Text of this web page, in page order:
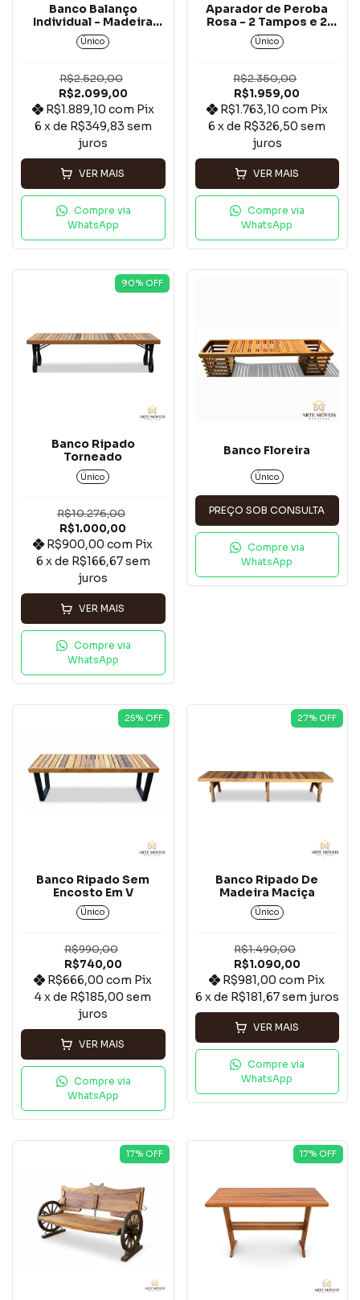
Banco Balanço
Individual - Madeira
Peroba Rosa*
Único
R$2.520,00
R$2.099,00
R$1.889,10 com Pix
6 x de R$349,83 sem
juros
VER MAIS
Compre via
WhatsApp
Aparador de Peroba
Rosa - 2 Tampos e 2
Gavetas .
Único
R$2.350,00
R$1.959,00
R$1.763,10 com Pix
6 x de R$326,50 sem
juros
VER MAIS
Compre via
WhatsApp
90% OFF
Banco Ripado
Torneado
Único
R$10.276,00
R$1.000,00
R$900,00com Pix
6 x de R$166,67sem
juros
VER MAIS
Compre via
WhatsApp
Banco Floreira
Único
PREÇO SOB CONSULTA
Compre via
WhatsApp
25% OFF
Banco Ripado Sem
Encosto Em V
Único
R$990,00
R$740,00
R$666,00com Pix
4x de R$185,00 sem
juros
VER MAIS
Compre via
WhatsApp
27% OFF
Banco Ripado De
Madeira Maciça
Único
R$1.490,00
R$1.090,00
R$981,00com Pix
6 x de R$181,67sem juros
VER MAIS
Compre via
WhatsApp
17% OFF 17% OFF